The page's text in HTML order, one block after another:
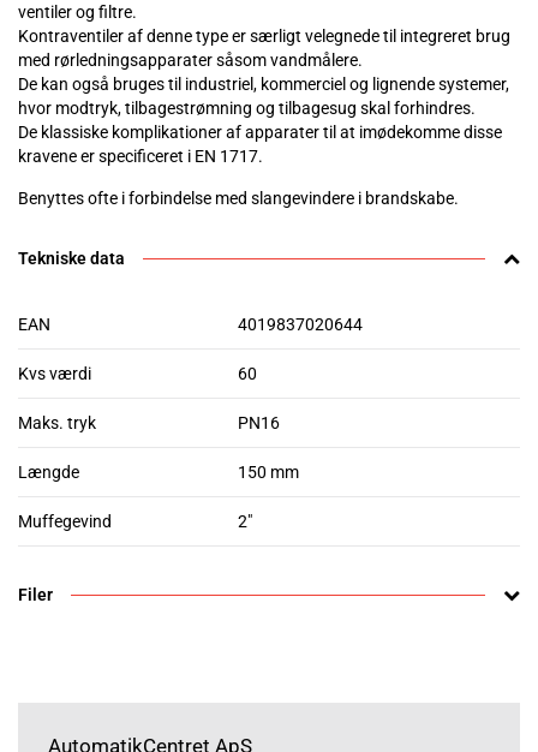
ventiler og filtre.
Kontraventiler af denne type er særligt velegnede til integreret brug
med rørledningsapparater såsom vandmålere.
De kan også bruges til industriel, kommerciel og lignende systemer,
hvor modtryk, tilbagestrømning og tilbagesug skal forhindres.
De klassiske komplikationer af apparater til at imødekomme disse
kravene er specificeret i EN 1717.
Benyttes ofte i forbindelse med slangevindere i brandskabe.
Tekniske data
EAN 4019837020644
Kvs værdi 60
Maks. tryk PN16
Længde 150 mm
Muffegevind 2"
Filer
AutomatikCentret ApS